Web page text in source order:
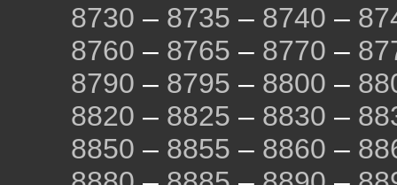
8730 – 8735 – 8740 –
8760 – 8765 – 8770 –
8790 – 8795 – 8800 –
8820 – 8825 – 8830 –
8850 – 8855 – 8860 –